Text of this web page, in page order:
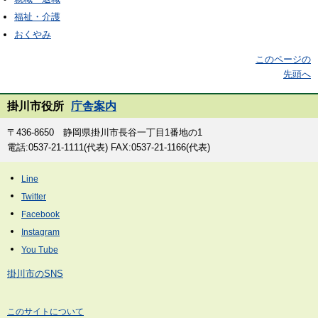
福祉・介護
おくやみ
このページの
先頭へ
掛川市役所 庁舎案内
〒436-8650 静岡県掛川市長谷一丁目1番地の1
電話:0537-21-1111(代表) FAX:0537-21-1166(代表)
掛川市のSNS
このサイトについて